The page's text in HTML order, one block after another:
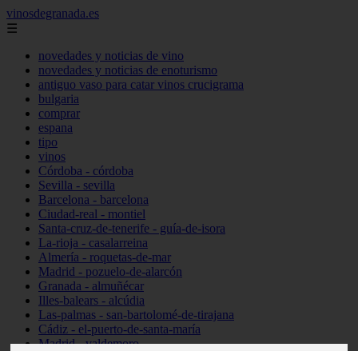
vinosdegranada.es
☰
novedades y noticias de vino
novedades y noticias de enoturismo
antiguo vaso para catar vinos crucigrama
bulgaria
comprar
espana
tipo
vinos
Córdoba - córdoba
Sevilla - sevilla
Barcelona - barcelona
Ciudad-real - montiel
Santa-cruz-de-tenerife - guía-de-isora
La-rioja - casalarreina
Almería - roquetas-de-mar
Madrid - pozuelo-de-alarcón
Granada - almuñécar
Illes-balears - alcúdia
Las-palmas - san-bartolomé-de-tirajana
Cádiz - el-puerto-de-santa-maría
Madrid - valdemoro